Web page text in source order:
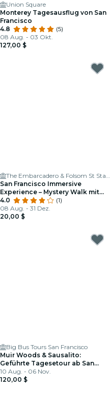
Union Square
Monterey Tagesausflug von San
Francisco
4.8
(5)
08 Aug. - 03 Okt.
127,00 $
The Embarcadero & Folsom St Station
San Francisco Immersive
Experience – Mystery Walk mit
Pub- und Café-Stops
4.0
(1)
08 Aug. - 31 Dez.
20,00 $
Big Bus Tours San Francisco
Muir Woods & Sausalito:
Geführte Tagesetour ab San
Francisco + Alcatraz-Eintritt
10 Aug. - 06 Nov.
120,00 $